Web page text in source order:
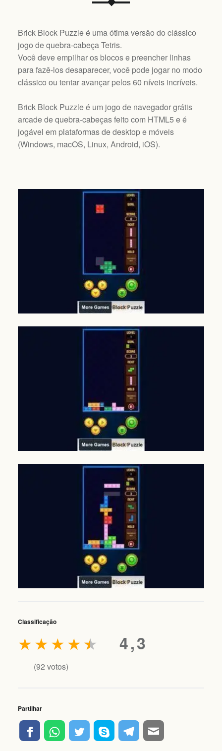
Brick Block Puzzle é uma ótima versão do clássico
jogo de quebra-cabeça Tetris.
Você deve empilhar os blocos e preencher linhas
para fazê-los desaparecer, você pode jogar no modo
clássico ou tentar avançar pelos 60 níveis incríveis.
Brick Block Puzzle é um jogo de navegador grátis
arcade de quebra-cabeças feito com HTML5 e é
jogável em plataformas de desktop e móveis
(Windows, macOS, Linux, Android, iOS).
Classificação
4,3
★
★
★
★
★
(92 votos)
Partilhar